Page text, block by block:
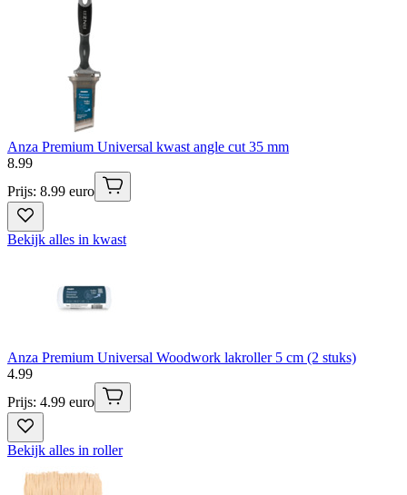
Anza Premium Universal kwast angle cut 35 mm
8.99
Prijs: 8.99 euro
Bekijk alles in kwast
Anza Premium Universal Woodwork lakroller 5 cm (2 stuks)
4.99
Prijs: 4.99 euro
Bekijk alles in roller